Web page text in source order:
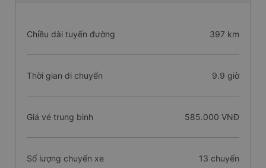
Chiều dài tuyến đường 397 km
Thời gian di chuyển 9.9 giờ
Giá vé trung bình 585.000 VNĐ
Số lượng chuyến xe 13 chuyến